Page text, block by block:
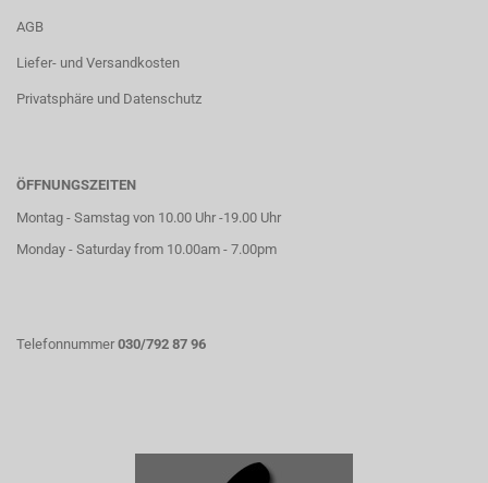
AGB
Liefer- und Versandkosten
Privatsphäre und Datenschutz
ÖFFNUNGSZEITEN
Montag - Samstag von 10.00 Uhr -19.00 Uhr
Monday - Saturday from 10.00am - 7.00pm
Telefonnummer 030/792 87 96